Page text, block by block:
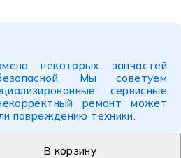
некоторых запчастей
Мы советуем
сервисные
ремонт может
повреждению техники.
В корзину